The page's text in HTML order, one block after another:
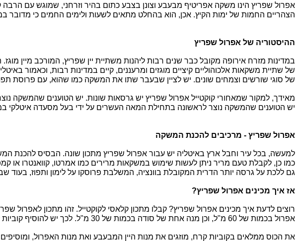
אפרול שפריץ
הצהריים החמות של ימות הקיץ. אכן, הוא בהחלט מתאים לשעות ולימים החמים כי מדובר במשקה נעים, עדין, קליל
ההיסטוריה של אפרול שפריץ
של סוגי שורשים וצמחים שונים. יש לציין שבעבר שתו את המשקה כמו שהוא, עם פרוסת
יש הטוענים שהמשקה נוצר לראשונה בתחילת המאה העשרים על ידי בעל מסעדה איטלקי
אפרול שפריץ - מרכיבים להכנת המשקה
למעשה, בכל עיר וחבל ארץ באיטליה יש עבור אפרול שפריץ מתכון
גם ללכת על גרסה יותר הדרית המקובלת בוונציה, המשלבת פרוסקו על לימון ותפוז, בעוד
אז איך מכינים אפרול שפריץ?
רוצים לדעת איך מכינים אפרול שפריץ? קבלו מתכון קלאסי לקוקטייל. זהו מתכון לאפרול
אפרול בכמות של 60 מ"ל, וכן מנה אחת של סודה בכמות של 30 מ"ל. לכך יש להוסיף קוביות קרח וכוס יין רחבה, ולקישוט ניתן להגיש פרוסות של תפוז וקשית.
את הכוס ממלאים בקוביות קרח, מוזגים את מנות היין המבעבע ואת מנות האפרול,